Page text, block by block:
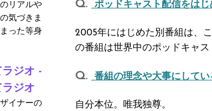
リアルや
気づきま
った等身
ジオ -
ジオ
イナーの
ポッドキャスト配信をは
2005年にはじめた別番組は、
の番組は世界中のポッドキャ
番組の理念や大事にして
自分本位。唯我独尊。